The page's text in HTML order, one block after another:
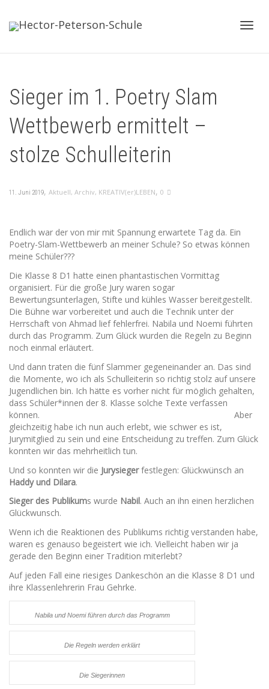
Sieger im 1. Poetry Slam
Wettbewerb ermittelt –
stolze Schulleiterin
11. Juni 2019, Aktuell, Archiv, KREATIV(er)LEBEN, 0
Endlich war der von mir mit Spannung erwartete Tag da. Ein
Poetry-Slam-Wettbewerb an meiner Schule? So etwas können
meine Schüler???
Die Klasse 8 D1 hatte einen phantastischen Vormittag
organisiert. Für die große Jury waren sogar
Bewertungsunterlagen, Stifte und kühles Wasser bereitgestellt.
Die Bühne war vorbereitet und auch die Technik unter der
Herrschaft von Ahmad lief fehlerfrei. Nabila und Noemi führten
durch das Programm. Zum Glück wurden die Regeln zu Beginn
noch einmal erläutert.
Und dann traten die fünf Slammer gegeneinander an. Das sind
die Momente, wo ich als Schulleiterin so richtig stolz auf unsere
Jugendlichen bin. Ich hätte es vorher nicht für möglich gehalten,
dass Schüler*innen der 8. Klasse solche Texte verfassen
können. Aber
gleichzeitig habe ich nun auch erlebt, wie schwer es ist,
Jurymitglied zu sein und eine Entscheidung zu treffen. Zum Glück
konnten wir das mehrheitlich tun.
Und so konnten wir die Jurysiegerfestlegen: Glückwünsch an
Haddy und Dilara.
Sieger des Publikums wurde Nabil. Auch an ihn einen herzlichen
Glückwunsch.
Wenn ich die Reaktionen des Publikums richtig verstanden habe,
waren es genauso begeistert wie ich. Vielleicht haben wir ja
gerade den Beginn einer Tradition miterlebt?
Auf jeden Fall eine riesiges Dankeschön an die Klasse 8 D1 und
ihre Klassenlehrerin Frau Gehrke.
Nabila und Noemi führen durch das Programm
Die Regeln werden erklärt
Die Siegerinnen